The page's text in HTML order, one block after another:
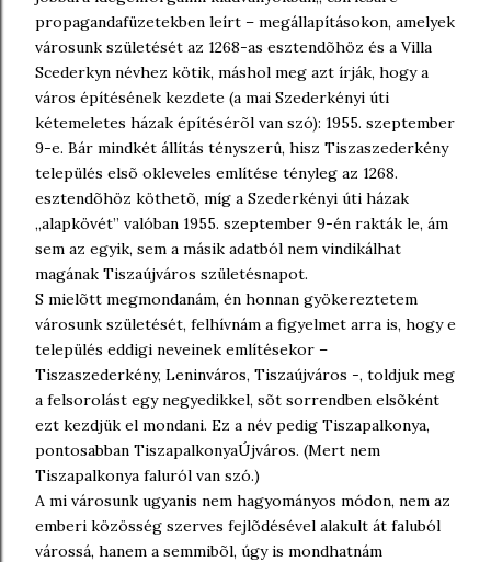
propagandafüzetekben leírt – megállapításokon, amelyek
városunk születését az 1268-as esztendõhöz és a Villa
Scederkyn névhez kötik, máshol meg azt írják, hogy a
város építésének kezdete (a mai Szederkényi úti
kétemeletes házak építésérõl van szó): 1955. szeptember
9-e. Bár mindkét állítás tényszerû, hisz Tiszaszederkény
település elsõ okleveles említése tényleg az 1268.
esztendõhöz köthetõ, míg a Szederkényi úti házak
,,alapkövét” valóban 1955. szeptember 9-én rakták le, ám
sem az egyik, sem a másik adatból nem vindikálhat
magának Tiszaújváros születésnapot.
S mielõtt megmondanám, én honnan gyökereztetem
városunk születését, felhívnám a figyelmet arra is, hogy e
település eddigi neveinek említésekor –
Tiszaszederkény, Leninváros, Tiszaújváros -, toldjuk meg
a felsorolást egy negyedikkel, sõt sorrendben elsõként
ezt kezdjük el mondani. Ez a név pedig Tiszapalkonya,
pontosabban TiszapalkonyaÚjváros. (Mert nem
Tiszapalkonya faluról van szó.)
A mi városunk ugyanis nem hagyományos módon, nem az
emberi közösség szerves fejlõdésével alakult át faluból
várossá, hanem a semmibõl, úgy is mondhatnám